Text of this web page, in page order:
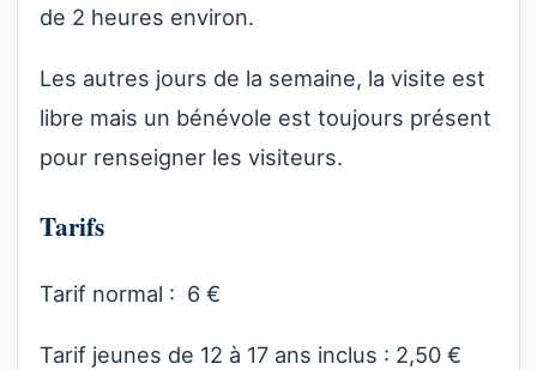
de 2 heures environ.
Les autres jours de la semaine, la visite est
libre mais un bénévole est toujours présent
pour renseigner les visiteurs.
Tarifs
Tarif normal : 6 €
Tarif jeunes de 12 à 17 ans inclus : 2,50 €